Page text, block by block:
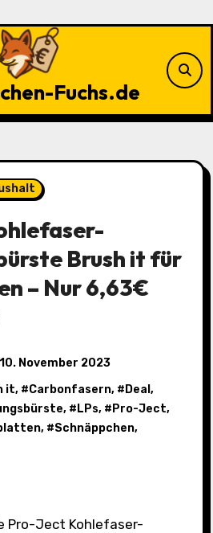
Fuchs.de
Brush it für
– Nur 6,63€
10. November 2023
it, #Carbonfasern, # Deal ,
, # LPs, # Pro-Ject,
, #Schnäppchen,